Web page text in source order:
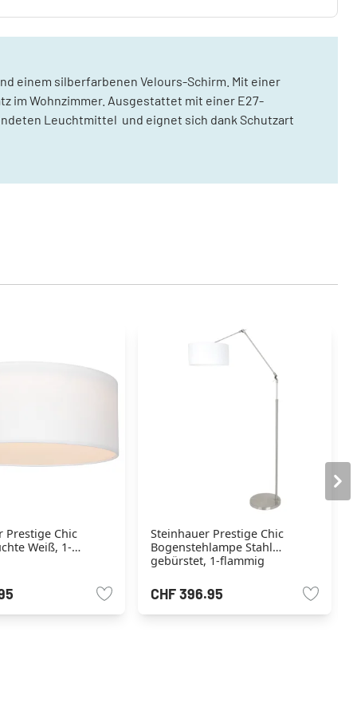
einem silberfarbenen Velours-Schirm. Mit einer
im Wohnzimmer. Ausgestattet mit einer E27-
Leuchtmittel  und eignet sich dank Schutzart
Prestige Chic
Weiß, 1-
Steinhauer Prestige Chic
Bogenstehlampe Stahl
gebürstet, 1-flammig
CHF 396.95